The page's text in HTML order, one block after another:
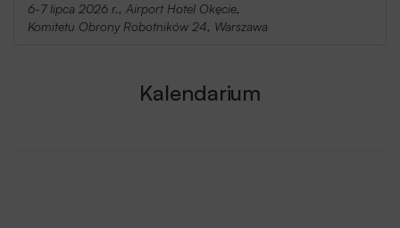
6-7 lipca 2026 r., Airport Hotel Okęcie,
Komitetu Obrony Robotników 24, Warszawa
Kalendarium